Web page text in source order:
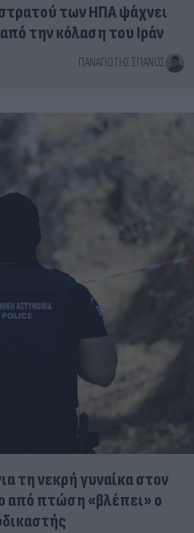
των ΗΠΑ ψάχνει
την κόλαση του Ιράν
ΠΑΝΑΓΙΏΤΗΣ ΣΠΑΝΌΣ
τη νεκρή γυναίκα στον
από πτώση «βλέπει» ο